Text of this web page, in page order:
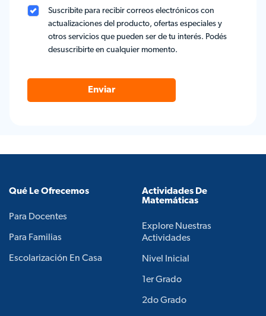
Suscribite para recibir correos electrónicos con
actualizaciones del producto, ofertas especiales y
otros servicios que pueden ser de tu interés. Podés
desuscribirte en cualquier momento.
Enviar
Qué Le Ofrecemos
Para Docentes
Para Familias
Escolarización En Casa
Actividades De
Matemáticas
Explore Nuestras
Actividades
Nivel Inicial
1er Grado
2do Grado